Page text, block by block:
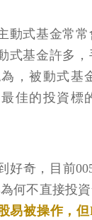
動式基金常常
式基金許多
，被動式基
佳的投資標
好奇，目前
何不直接投
易被操作，